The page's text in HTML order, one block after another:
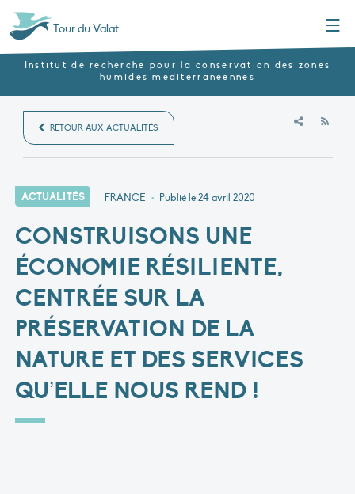
Tour du Valat
Institut de recherche pour la conservation des zones
humides méditerranéennes
RETOUR AUX ACTUALITÉS
ACTUALITÉS FRANCE • Publié le24 avril 2020
CONSTRUISONS UNE
ÉCONOMIE RÉSILIENTE,
CENTRÉE SUR LA
PRÉSERVATION DE LA
NATURE ET DES SERVICES
QU’ELLE NOUS REND !